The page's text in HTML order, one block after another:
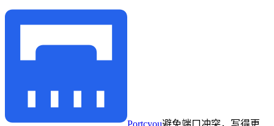
Portcyou避免端口冲突，写得更